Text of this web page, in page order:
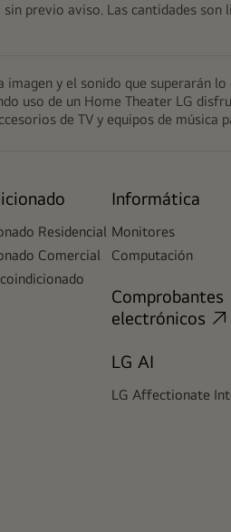
previo aviso. Las cantidades
y el sonido que superarán
uso de un Home Theater LG
de TV y equipos de música
Residencial
Comercial
Informática
Monitores
Computación
Comprobantes
electrónicos
LG AI
LG Affectionate